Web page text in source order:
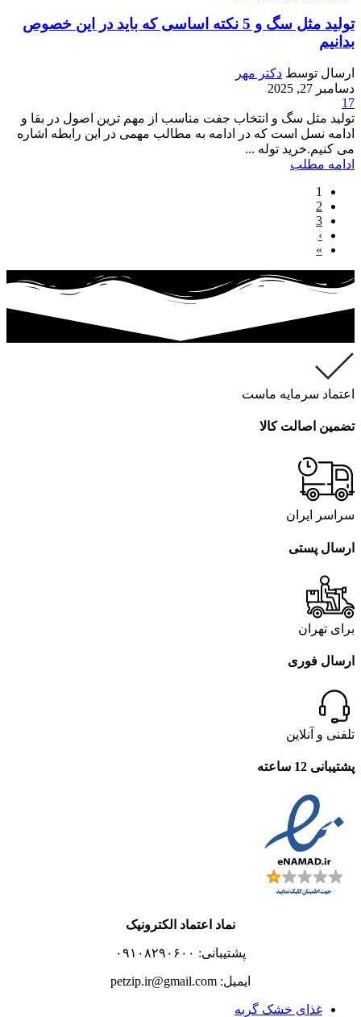
تولید مثل سگ و 5 نکته اساسی که باید در این خصوص
بدانیم
ارسال توسط دکتر مهر
دسامبر 27, 2025
17
تولید مثل سگ و انتخاب جفت مناسب از مهم ترین اصول در بقا و
ادامه نسل است که در ادامه به مطالب مهمی در این رابطه اشاره
می کنیم.خرید توله ...
ادامه مطلب
1
2
3
›
»
اعتماد سرمایه ماست
تضمین اصالت کالا
سراسر ایران
ارسال پستی
برای تهران
ارسال فوری
تلفنی و آنلاین
پشتیبانی 12 ساعته
نماد اعتماد الکترونیک
پشتیبانی: ۰۹۱۰۸۲۹۰۶۰۰
ایمیل: petzip.ir@gmail.com
غذای خشک گربه